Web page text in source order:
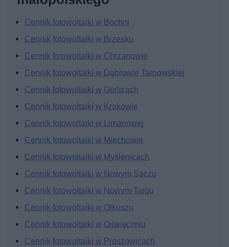
Cennik fotowoltaiki w Bochni
Cennik fotowoltaiki w Brzesku
Cennik fotowoltaiki w Chrzanowie
Cennik fotowoltaiki w Dąbrowie Tarnowskiej
Cennik fotowoltaiki w Gorlicach
Cennik fotowoltaiki w Krakowie
Cennik fotowoltaiki w Limanowej
Cennik fotowoltaiki w Miechowie
Cennik fotowoltaiki w Myślenicach
Cennik fotowoltaiki w Nowym Sączu
Cennik fotowoltaiki w Nowym Targu
Cennik fotowoltaiki w Olkuszu
Cennik fotowoltaiki w Oświęcimiu
Cennik fotowoltaiki w Proszowicach